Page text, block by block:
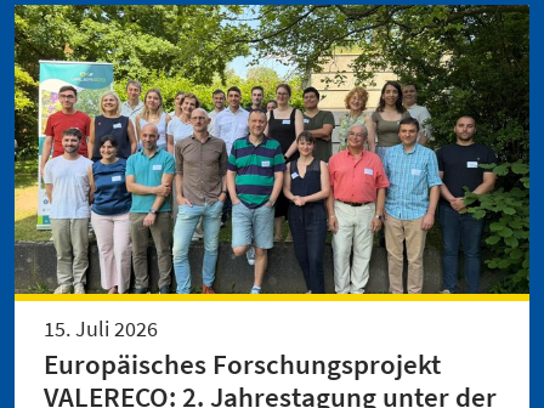
15. Juli 2026
Europäisches Forschungsprojekt
VALERECO: 2. Jahrestagung unter der